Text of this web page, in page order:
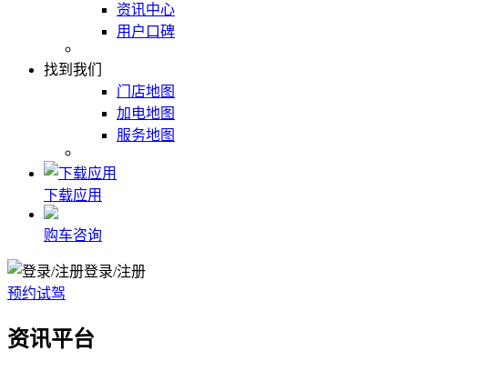
资讯中心
用户口碑
找到我们
门店地图
加电地图
服务地图
下载应用
购车咨询
登录/注册
预约试驾
资讯平台